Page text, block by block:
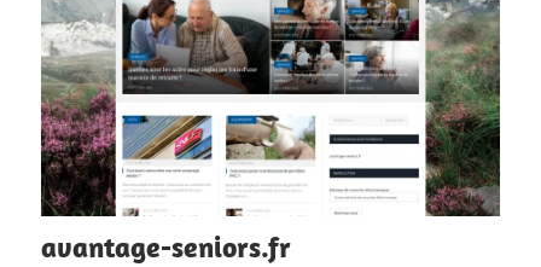
avantage-seniors.fr